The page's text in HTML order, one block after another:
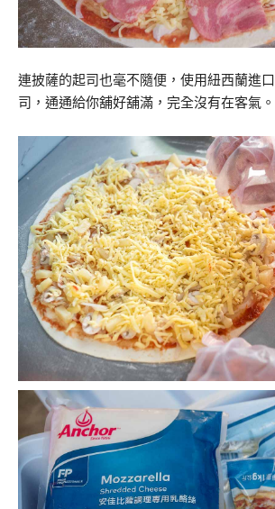
連披薩的起司也毫不隨便，使用紐西蘭進
司，通通給你舖好舖滿，完全沒有在客氣。